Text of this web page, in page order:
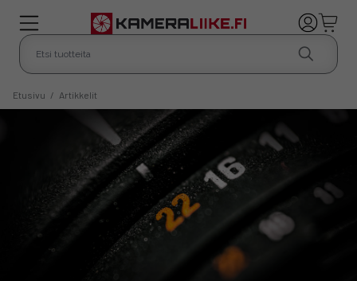
Etusivu / Artikkelit